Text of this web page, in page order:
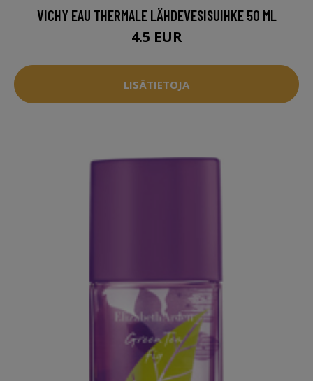
VICHY EAU THERMALE LÄHDEVESISUIHKE 50 ML
4.5 EUR
LISÄTIETOJA